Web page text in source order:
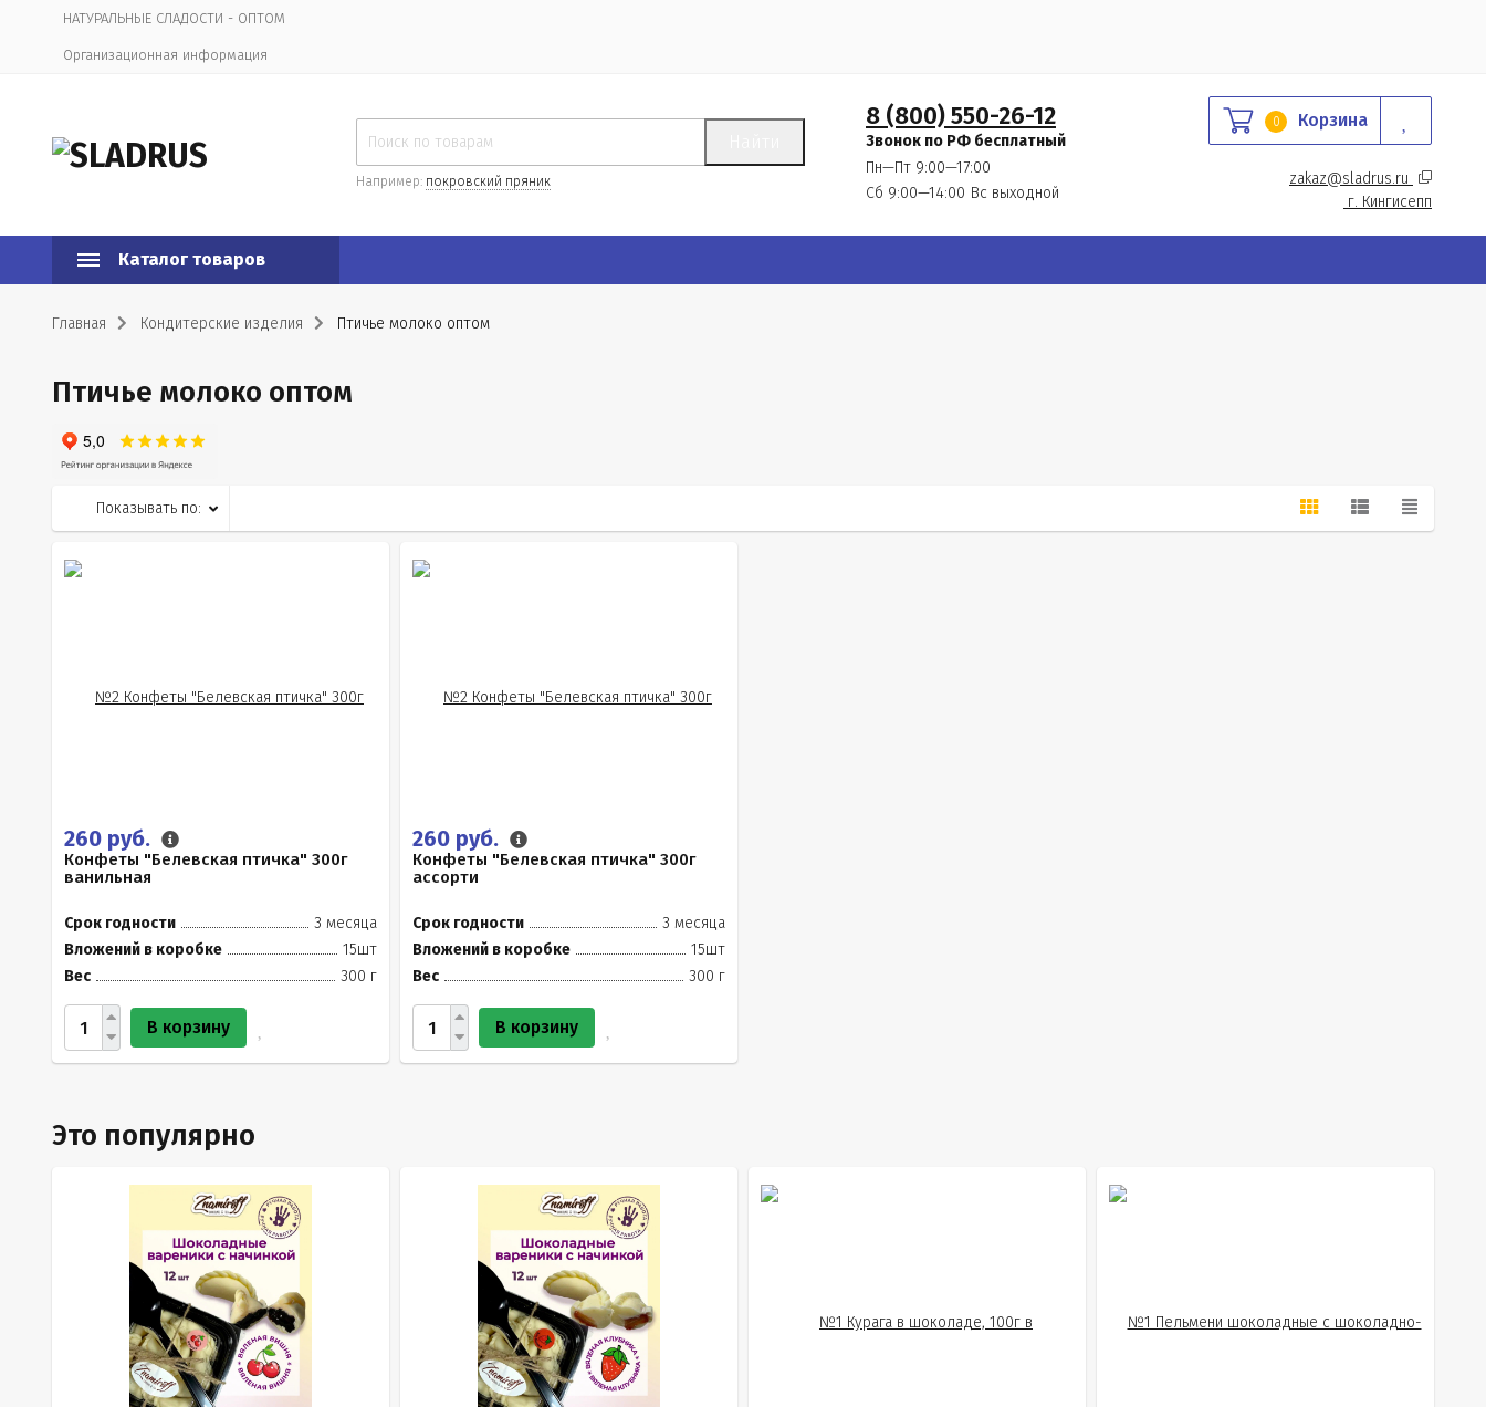
НАТУРАЛЬНЫЕ СЛАДОСТИ - ОПТОМ
Организационная информация
Например: покровский пряник
8 (800) 550-26-12
Звонок по РФ бесплатный
Пн—Пт 9:00—17:00
Сб 9:00—14:00 Вс выходной
0 Корзина
zakaz@sladrus.ru
г. Кингисепп
Каталог товаров
Главная Кондитерские изделия Птичье молоко оптом
Птичье молоко оптом
Показывать по:
260 руб.
Конфеты "Белевская птичка" 300г
ванильная
Срок годности
3 месяца
Вложений в коробке
15шт
Вес
300 г
В корзину
260 руб.
Конфеты "Белевская птичка" 300г
ассорти
Срок годности
3 месяца
Вложений в коробке
15шт
Вес
300 г
В корзину
Это популярно